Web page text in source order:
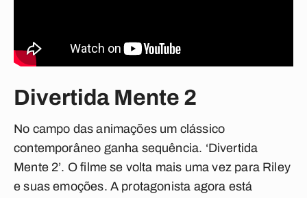
Divertida Mente 2
No campo das animações um clássico
contemporâneo ganha sequência. ‘Divertida
Mente 2’. O filme se volta mais uma vez para Riley
e suas emoções. A protagonista agora está